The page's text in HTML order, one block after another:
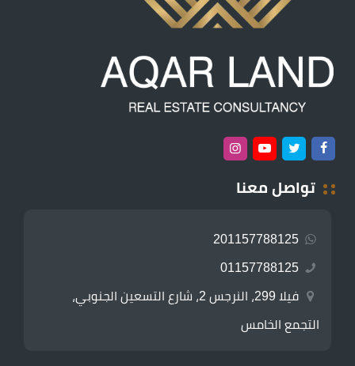
تواصل معنا
201157788125
01157788125
فيلا 299، النرجس 2، شارع التسعين الجنوبي،
التجمع الخامس